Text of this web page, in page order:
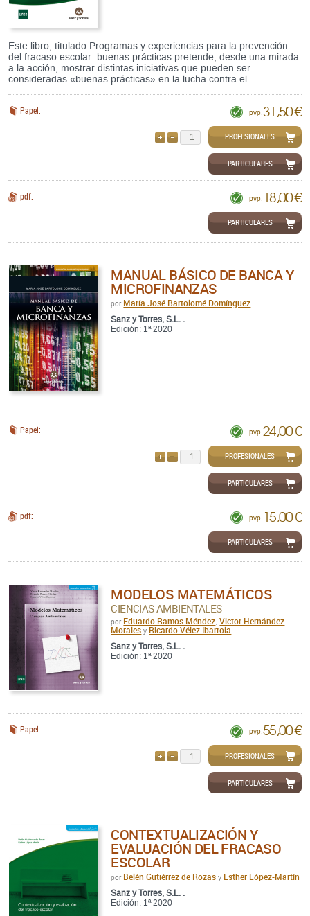
Este libro, titulado Programas y experiencias para la prevención
del fracaso escolar: buenas prácticas pretende, desde una mirada
a la acción, mostrar distintas iniciativas que pueden ser
consideradas «buenas prácticas» en la lucha contra el ...
Papel: pvp. 31,50 €
QUITARPROFESIONALES
PARTICULARES
pdf: pvp. 18,00 €
PARTICULARES
MANUAL BÁSICO DE BANCA Y
MICROFINANZAS
por María José Bartolomé Domínguez
Sanz y Torres, S.L. .
Edición: 1ª 2020
Papel: pvp. 24,00 €
QUITARPROFESIONALES
PARTICULARES
pdf: pvp. 15,00 €
PARTICULARES
MODELOS MATEMÁTICOS
CIENCIAS AMBIENTALES
por Eduardo Ramos Méndez ,Victor Hernández
Morales y Ricardo Vélez Ibarrola
Sanz y Torres, S.L. .
Edición: 1ª 2020
Papel: pvp. 55,00 €
QUITARPROFESIONALES
PARTICULARES
CONTEXTUALIZACIÓN Y
EVALUACIÓN DEL FRACASO
ESCOLAR
por Belén Gutiérrez de Rozas y Esther López-Martín
Sanz y Torres, S.L. .
Edición: 1ª 2020